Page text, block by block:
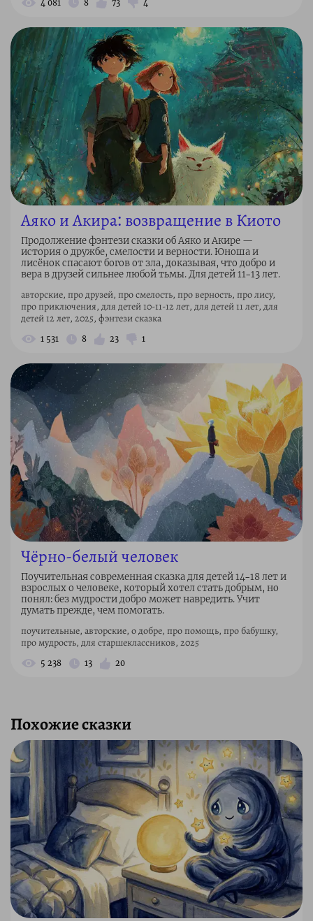
4 081 8 73 4
Аяко и Акира: возвращение в Киото
Продолжение фэнтези сказки об Аяко и Акире —
история о дружбе, смелости и верности. Юноша и
лисёнок спасают богов от зла, доказывая, что добро и
вера в друзей сильнее любой тьмы. Для детей 11–13 лет.
авторские, про друзей, про смелость, про верность, про лису,
про приключения, для детей 10-11-12 лет, для детей 11 лет, для
детей 12 лет, 2025, фэнтези сказка
1 531 8 23 1
Чёрно-белый человек
Поучительная современная сказка для детей 14–18 лет и
взрослых о человеке, который хотел стать добрым, но
понял: без мудрости добро может навредить. Учит
думать прежде, чем помогать.
поучительные, авторские, о добре, про помощь, про бабушку,
про мудрость, для старшеклассников, 2025
5 238 13 20
Похожие сказки